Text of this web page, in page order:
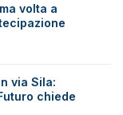
volta a
via Sila:
chiede